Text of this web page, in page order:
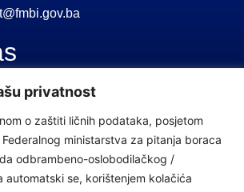
privatnost
o zaštiti ličnih podataka, posjetom
ministarstva za pitanja boraca
odbrambeno-oslobodilačkog /
automatski se, korištenjem kolačića